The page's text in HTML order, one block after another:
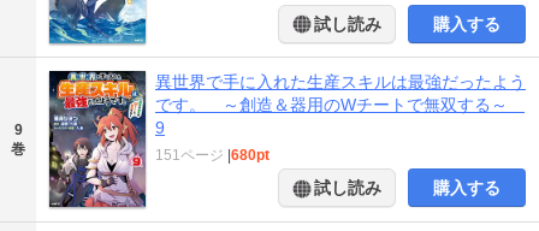
試し読み 購入する
9
巻
異世界で手に入れた生産スキルは最強だったよう
です。 ～創造＆器用のWチートで無双する～
9
151ページ |680pt
試し読み 購入する